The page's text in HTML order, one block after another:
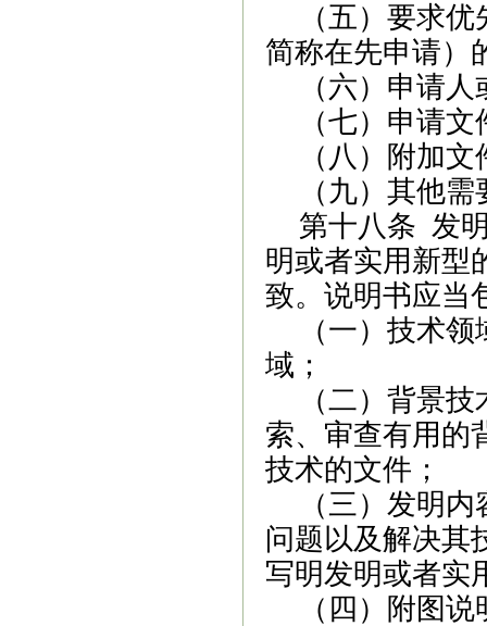
（五）要求
简称在先申请）
（六）申请
（七）申请
（八）附加
（九）其他需
第十八条 发
明或者实用新型
致。说明书应当
（一）技术
域；
（二）背景
索、审查有用的
技术的文件；
（三）发明
问题以及解决其
写明发明或者实
（四）附图